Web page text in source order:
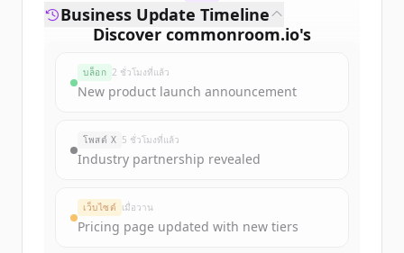
Discover commonroom.io's
Sign up for free to view allfunding
New accounts include trial credits to
get started.
Create Free Account
Business Update Timeline
บล็อก 2 ชั่วโมงที่แล้ว
New product launch announcement
โพสต์ X 5 ชั่วโมงที่แล้ว
Industry partnership revealed
เว็บไซต์ เมื่อวาน
Pricing page updated with new tiers